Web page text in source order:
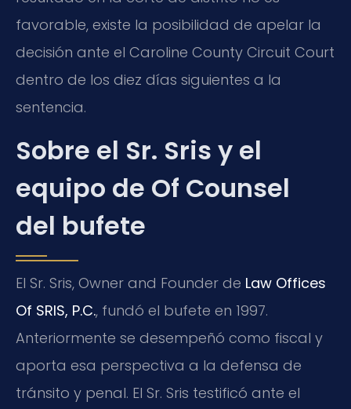
favorable, existe la posibilidad de apelar la
decisión ante el Caroline County Circuit Court
dentro de los diez días siguientes a la
sentencia.
Sobre el Sr. Sris y el
equipo de Of Counsel
del bufete
El Sr. Sris, Owner and Founder de Law Offices
Of SRIS, P.C., fundó el bufete en 1997.
Anteriormente se desempeñó como fiscal y
aporta esa perspectiva a la defensa de
tránsito y penal. El Sr. Sris testificó ante el